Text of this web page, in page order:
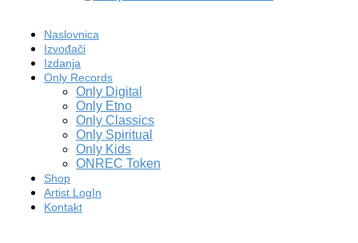
Naslovnica
Izvođači
Izdanja
Only Records
Only Digital
Only Etno
Only Classics
Only Spiritual
Only Kids
ONREC Token
Shop
Artist LogIn
Kontakt